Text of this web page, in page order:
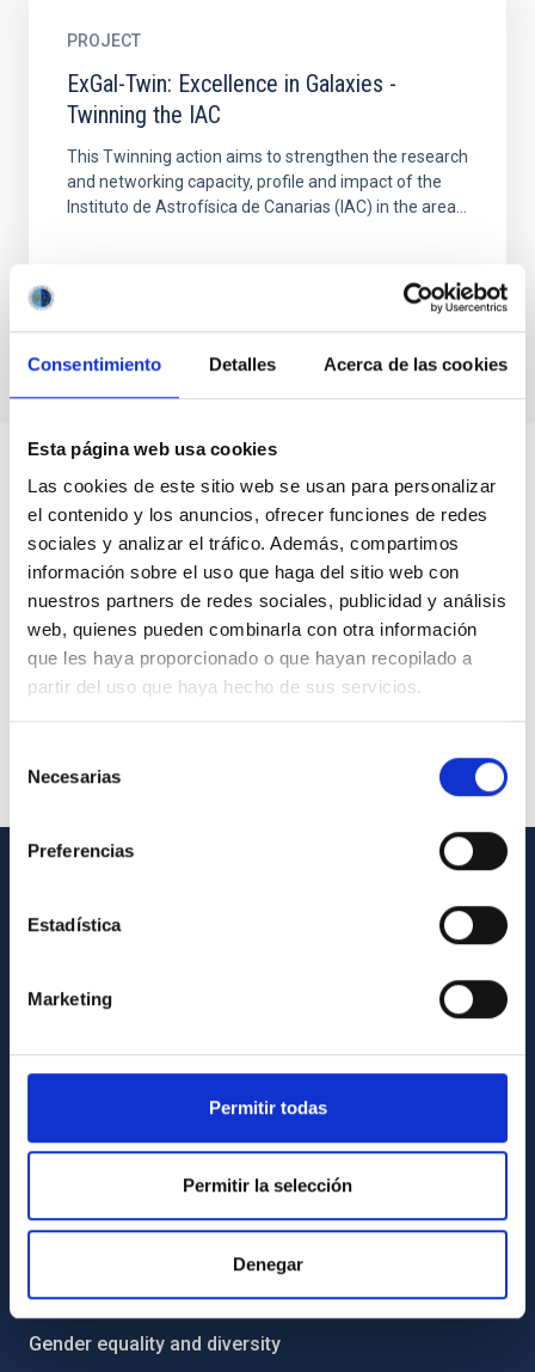
Consentimiento Detalles Acerca de las cookies
Esta página web usa cookies
Las cookies de este sitio web se usan para personalizar
el contenido y los anuncios, ofrecer funciones de redes
sociales y analizar el tráfico. Además, compartimos
información sobre el uso que haga del sitio web con
nuestros partners de redes sociales, publicidad y análisis
web, quienes pueden combinarla con otra información
que les haya proporcionado o que hayan recopilado a
partir del uso que haya hecho de sus servicios.
Necesarias
Preferencias
Estadística
Marketing
Permitir todas
Permitir la selección
Denegar
PROJECT
ExGal-Twin: Excellence in Galaxies -
Twinning the IAC
This Twinning action aims to strengthen the research
and networking capacity, profile and impact of the
Instituto de Astrofísica de Canarias (IAC) in the area...
How to get to the IAC
Library
Legislation
Code of ethics and anti-fraud policy
Gender equality and diversity